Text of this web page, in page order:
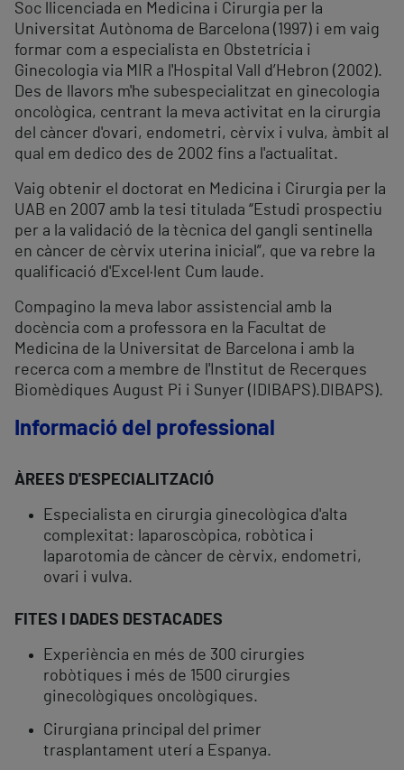
Soc llicenciada en Medicina i Cirurgia per la
Universitat Autònoma de Barcelona (1997) i em vaig
formar com a especialista en Obstetrícia i
Ginecologia via MIR a l'Hospital Vall d’Hebron (2002).
Des de llavors m'he subespecialitzat en ginecologia
oncològica, centrant la meva activitat en la cirurgia
del càncer d'ovari, endometri, cèrvix i vulva, àmbit al
qual em dedico des de 2002 fins a l'actualitat.
Vaig obtenir el doctorat en Medicina i Cirurgia per la
UAB en 2007 amb la tesi titulada “Estudi prospectiu
per a la validació de la tècnica del gangli sentinella
en càncer de cèrvix uterina inicial”, que va rebre la
qualificació d'Excel·lent Cum laude.
Compagino la meva labor assistencial amb la
docència com a professora en la Facultat de
Medicina de la Universitat de Barcelona i amb la
recerca com a membre de l'Institut de Recerques
Biomèdiques August Pi i Sunyer (IDIBAPS).DIBAPS).
Informació del professional
ÀREES D'ESPECIALITZACIÓ
Especialista en cirurgia ginecològica d'alta
complexitat: laparoscòpica, robòtica i
laparotomia de càncer de cèrvix, endometri,
ovari i vulva.
FITES I DADES DESTACADES
Experiència en més de 300 cirurgies
robòtiques i més de 1500 cirurgies
ginecològiques oncològiques.
Cirurgiana principal del primer
trasplantament uterí a Espanya.